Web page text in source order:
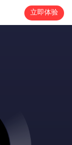
立即体验